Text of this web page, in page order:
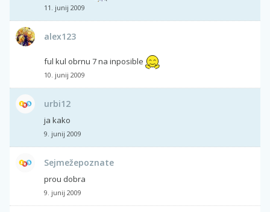
11. junij 2009
alex123
ful kul obrnu 7 na inposible
10. junij 2009
urbi12
ja kako
9. junij 2009
Sejmežepoznate
prou dobra
9. junij 2009